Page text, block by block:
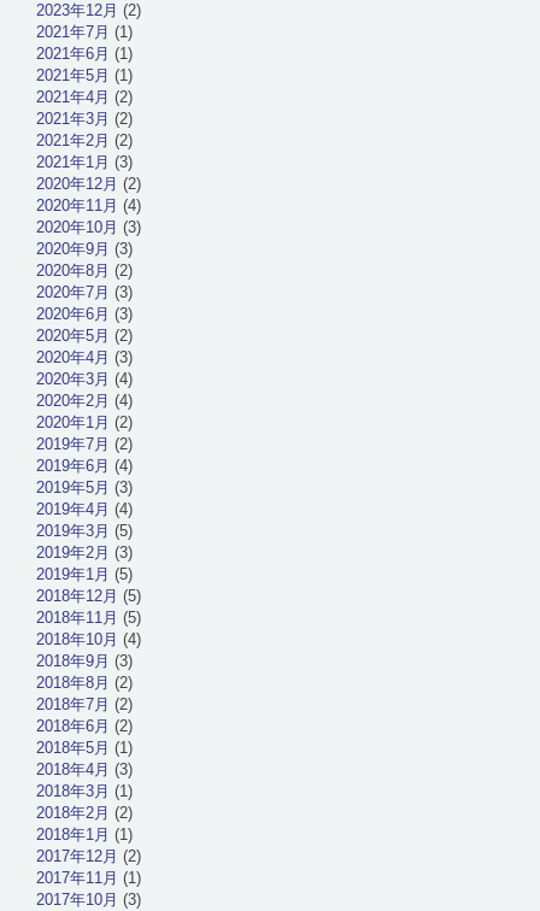
2023年12月 (2)
2021年7月 (1)
2021年6月 (1)
2021年5月 (1)
2021年4月 (2)
2021年3月 (2)
2021年2月 (2)
2021年1月 (3)
2020年12月 (2)
2020年11月 (4)
2020年10月 (3)
2020年9月 (3)
2020年8月 (2)
2020年7月 (3)
2020年6月 (3)
2020年5月 (2)
2020年4月 (3)
2020年3月 (4)
2020年2月 (4)
2020年1月 (2)
2019年7月 (2)
2019年6月 (4)
2019年5月 (3)
2019年4月 (4)
2019年3月 (5)
2019年2月 (3)
2019年1月 (5)
2018年12月 (5)
2018年11月 (5)
2018年10月 (4)
2018年9月 (3)
2018年8月 (2)
2018年7月 (2)
2018年6月 (2)
2018年5月 (1)
2018年4月 (3)
2018年3月 (1)
2018年2月 (2)
2018年1月 (1)
2017年12月 (2)
2017年11月 (1)
2017年10月 (3)